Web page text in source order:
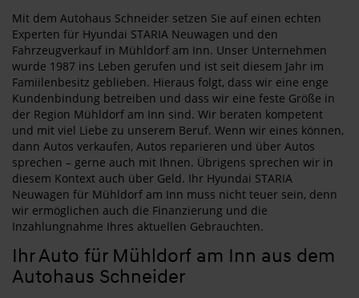
Mit dem Autohaus Schneider setzen Sie auf einen echten
Experten für Hyundai STARIA Neuwagen und den
Fahrzeugverkauf in Mühldorf am Inn. Unser Unternehmen
wurde 1987 ins Leben gerufen und ist seit diesem Jahr im
Famiilenbesitz geblieben. Hieraus folgt, dass wir eine enge
Kundenbindung betreiben und dass wir eine feste Größe in
der Region Mühldorf am Inn sind. Wir beraten kompetent
und mit viel Liebe zu unserem Beruf. Wenn wir eines können,
dann Autos verkaufen, Autos reparieren und über Autos
sprechen – gerne auch mit Ihnen. Übrigens sprechen wir in
diesem Kontext auch über Geld. Ihr Hyundai STARIA
Neuwagen für Mühldorf am Inn muss nicht teuer sein, denn
wir ermöglichen auch die Finanzierung und die
Inzahlungnahme Ihres aktuellen Gebrauchten.
Ihr Auto für Mühldorf am Inn aus dem
Autohaus Schneider